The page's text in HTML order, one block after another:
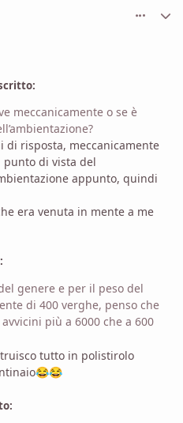
meccanicamente o se è
risposta, meccanicamente
punto di vista del
appunto, quindi
era venuta in mente a me
genere e per il peso del
di 400 verghe, penso che
più a 6000 che a 600
tutto in polistirolo
😂😂